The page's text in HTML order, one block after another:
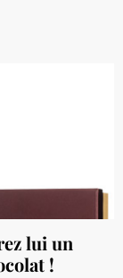
lui un
!